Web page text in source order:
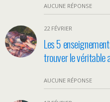
AUCUNE RÉPONSE
22 FÉVRIER
Les 5
trouver le véritable
AUCUNE RÉPONSE